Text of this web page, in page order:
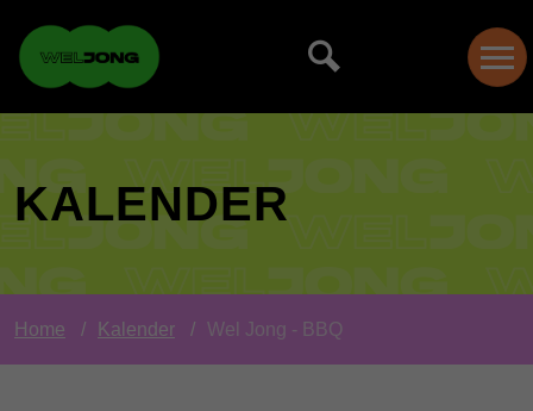
KALENDER
Home Kalender Wel Jong - BBQ